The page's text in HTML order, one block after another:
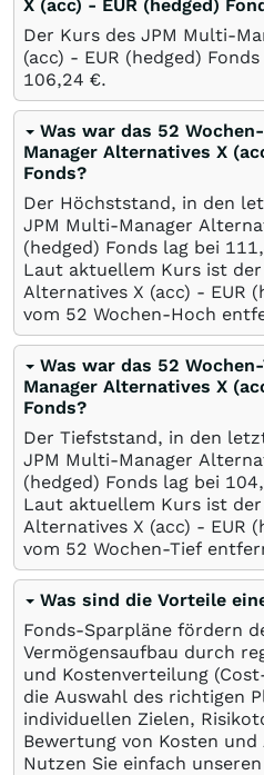
X (acc) - EUR (hedged)
Der Kurs des JPM Multi-
(acc) - EUR (hedged)
106,24 €.
Was war das 52
Manager Alternatives X
Fonds?
Der Höchststand, in den
JPM Multi-Manager
(hedged) Fonds lag bei
Laut aktuellem Kurs ist
Alternatives X (acc) - EUR
vom 52 Wochen-Hoch
Was war das 52
Manager Alternatives X
Fonds?
Der Tiefststand, in den
JPM Multi-Manager
(hedged) Fonds lag bei
Laut aktuellem Kurs ist
Alternatives X (acc) - EUR
vom 52 Wochen-Tief
Was sind die Vorteile
Fonds-Sparpläne fördern
Vermögensaufbau durch
und Kostenverteilung
die Auswahl des richtigen
individuellen Zielen,
Bewertung von Kosten
Nutzen Sie einfach unseren